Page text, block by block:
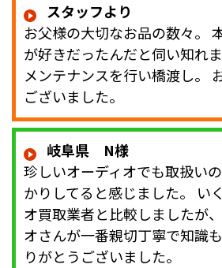
スタッフより
お父様の大切なお品の数々。
が好きだったんだと伺い知れ
メンテナンスを行い橋渡し。
ございました。
岐阜県 N様
珍しいオーディオでも取扱い
かりしてると感じました。 い
オ買取業者と比較しましたが
オさんが一番親切丁寧で知識
りがとうございました。